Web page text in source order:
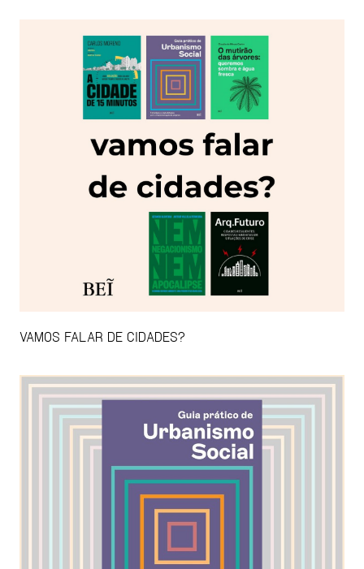
VAMOS FALAR DE CIDADES?